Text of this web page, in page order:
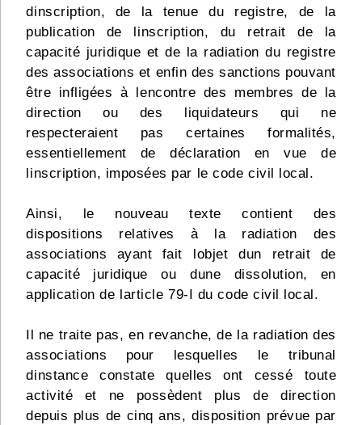
dinscription, de la tenue du registre, de la
publication de linscription, du retrait de la
capacité juridique et de la radiation du registre
des associations et enfin des sanctions pouvant
être infligées à lencontre des membres de la
direction ou des liquidateurs qui ne
respecteraient pas certaines formalités,
essentiellement de déclaration en vue de
linscription, imposées par le code civil local.
Ainsi, le nouveau texte contient des
dispositions relatives à la radiation des
associations ayant fait lobjet dun retrait de
capacité juridique ou dune dissolution, en
application de larticle 79-I du code civil local.
Il ne traite pas, en revanche, de la radiation des
associations pour lesquelles le tribunal
dinstance constate quelles ont cessé toute
activité et ne possèdent plus de direction
depuis plus de cinq ans, disposition prévue par